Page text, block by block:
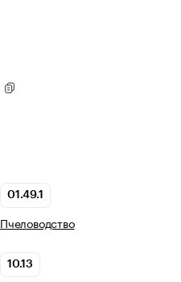
01.49.1
Пчеловодство
10.13